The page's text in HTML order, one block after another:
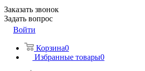
Заказать звонок
Задать вопрос
Войти
Корзина0
Избранные товары0